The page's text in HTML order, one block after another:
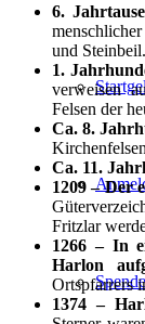
6.
und Steinbeil.
1.
verweisen
Felsen der
Ca. 8.
Ca. 11.
1209 – Der
Fritzlar
1266 – In
Harlon
Ortspfarrers
1374 –